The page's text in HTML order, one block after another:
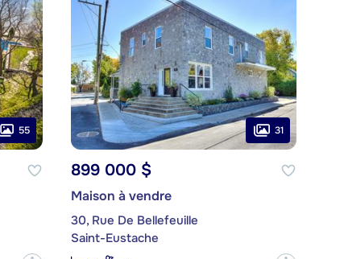
55 31
899 000 $
Maison à vendre
30, Rue De Bellefeuille
Saint-Eustache